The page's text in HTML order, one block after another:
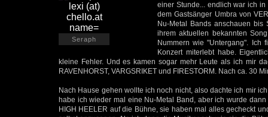
Seraph
einer Stunde... endlich war ich
dem Gastsänger Umbra von
Nu-Metal Bands anschauen
ihrem aktuellen bekannten
Nummern wie "Untergang".
Konzert miterlebt habe.
kleine Fehler. Und es kamen sogar mehr Leute als ich mir
RAVENHORST, VARGSRIKET und FIRESTORM. Nach ca. 30
Nach Hause gehen wollte ich noch nicht, also dachte ich mir
habe ich wieder mal eine Nu-Metal Band, aber ich wurde
HIGH HEELER auf die Bühne, sie haben mal alles gecheckt